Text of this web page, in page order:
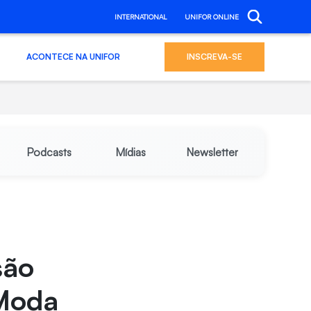
INTERNATIONAL UNIFOR ONLINE
ACONTECE NA UNIFOR INSCREVA-SE
Podcasts Mídias Newsletter